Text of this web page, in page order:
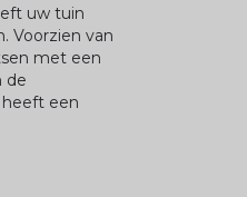
uw tuin
Voorzien van
met een
de
een